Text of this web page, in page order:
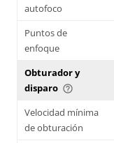
autofoco
Puntos de
enfoque
Obturador y
disparo help_outline
Velocidad mínima
de obturación